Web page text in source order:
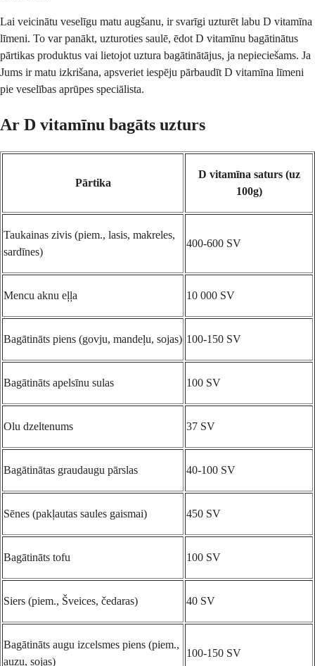
Lai veicinātu veselīgu matu augšanu, ir svarīgi uzturēt labu D vitamīna
līmeni. To var panākt, uzturoties saulē, ēdot D vitamīnu bagātinātus
pārtikas produktus vai lietojot uztura bagātinātājus, ja nepieciešams. Ja
Jums ir matu izkrišana, apsveriet iespēju pārbaudīt D vitamīna līmeni
pie veselības aprūpes speciālista.
Ar D vitamīnu bagāts uzturs
Pārtika
D vitamīna saturs (uz
100g)
Taukainas zivis (piem., lasis, makreles,
sardīnes)
400-600 SV
Mencu aknu eļļa 10 000 SV
Bagātināts piens (govju, mandeļu, sojas) 100-150 SV
Bagātināts apelsīnu sulas 100 SV
Olu dzeltenums 37 SV
Bagātinātas graudaugu pārslas 40-100 SV
Sēnes (pakļautas saules gaismai) 450 SV
Bagātināts tofu 100 SV
Siers (piem., Šveices, čedaras) 40 SV
Bagātināts augu izcelsmes piens (piem.,
auzu, sojas)
100-150 SV